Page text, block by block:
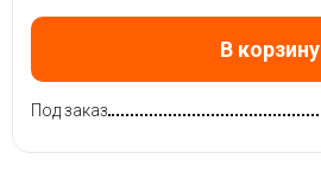
В корзину
Под заказ